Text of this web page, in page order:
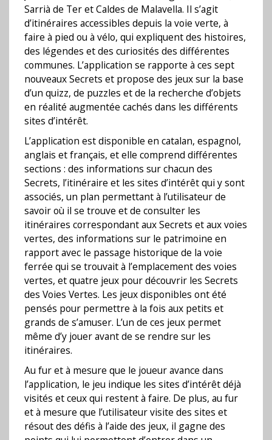
Sarrià de Ter et Caldes de Malavella. Il s’agit
d’itinéraires accessibles depuis la voie verte, à
faire à pied ou à vélo, qui expliquent des histoires,
des légendes et des curiosités des différentes
communes. L’application se rapporte à ces sept
nouveaux Secrets et propose des jeux sur la base
d’un quizz, de puzzles et de la recherche d’objets
en réalité augmentée cachés dans les différents
sites d’intérêt.
L’application est disponible en catalan, espagnol,
anglais et français, et elle comprend différentes
sections : des informations sur chacun des
Secrets, l’itinéraire et les sites d’intérêt qui y sont
associés, un plan permettant à l’utilisateur de
savoir où il se trouve et de consulter les
itinéraires correspondant aux Secrets et aux voies
vertes, des informations sur le patrimoine en
rapport avec le passage historique de la voie
ferrée qui se trouvait à l’emplacement des voies
vertes, et quatre jeux pour découvrir les Secrets
des Voies Vertes. Les jeux disponibles ont été
pensés pour permettre à la fois aux petits et
grands de s’amuser. L’un de ces jeux permet
même d’y jouer avant de se rendre sur les
itinéraires.
Au fur et à mesure que le joueur avance dans
l’application, le jeu indique les sites d’intérêt déjà
visités et ceux qui restent à faire. De plus, au fur
et à mesure que l’utilisateur visite des sites et
résout des défis à l’aide des jeux, il gagne des